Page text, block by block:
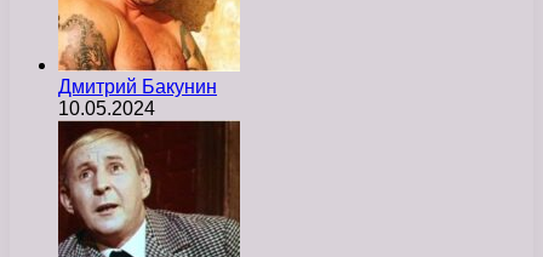
Дмитрий Бакунин
10.05.2024